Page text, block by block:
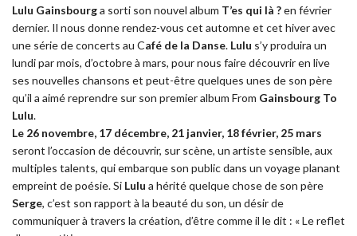
Lulu Gainsbourga sorti son nouvel album T’es qui là ?en février
dernier. Il nous donne rendez-vous cet automne et cet hiver avec
une série de concerts au Café de la Danse. Lulu s’y produira un
lundi par mois, d’octobre à mars, pour nous faire découvrir en live
ses nouvelles chansons et peut-être quelques unes de son père
qu’il a aimé reprendre sur son premier album From Gainsbourg To
Lulu.
Le 26 novembre, 17 décembre, 21 janvier, 18 février, 25 mars
seront l’occasion de découvrir, sur scène, un artiste sensible, aux
multiples talents, qui embarque son public dans un voyage planant
empreint de poésie. Si Lulu a hérité quelque chose de son père
Serge, c’est son rapport à la beauté du son, un désir de
communiquer à travers la création, d’être comme il le dit : « Le reflet